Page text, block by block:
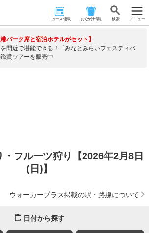
ニュース･連載 おでかけ情報 検 索 メニュー
港パーク席と宿泊ホテルがセット】
間近で堪能できる！「みなとみらいフェスティバ
賞ツアーを販売中
・フルーツ狩り【2026年2月8日
(日)】
ウォーカープラス掲載の駅・路線について
日付から探す